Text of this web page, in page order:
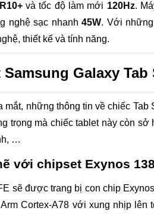
và tốc độ làm mới 120Hz.
nghệ sạc nhanh45W. Với
thiết kế và tính năng.
Galaxy Tab
mắt, những thông tin về chiếc
trọng mà chiếc tablet này còn
…
với chipset Exynos
sẽ được trang bị con chip
Cortex-A78 với xung nhịp lên